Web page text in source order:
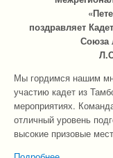
поздравляет
Союза
Мы гордимся нашим
участию кадет из
мероприятиях.
отличный уровень
высокие призовые